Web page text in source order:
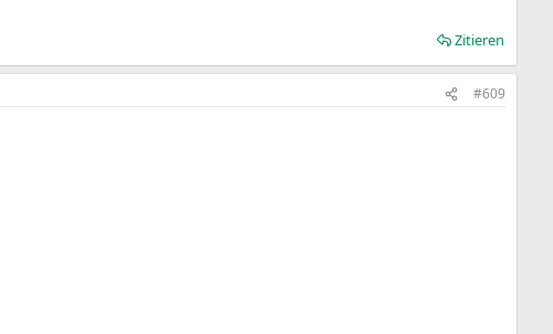
Zitieren
#609